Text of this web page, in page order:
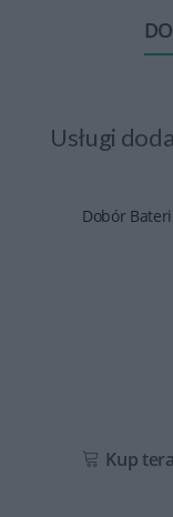
Usługi
Dobór
Kup